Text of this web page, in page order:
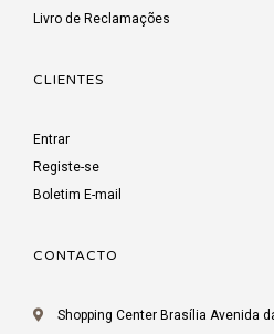
Livro de Reclamações
CLIENTES
Entrar
Registe-se
Boletim E-mail
CONTACTO
Shopping Center Brasília Avenida